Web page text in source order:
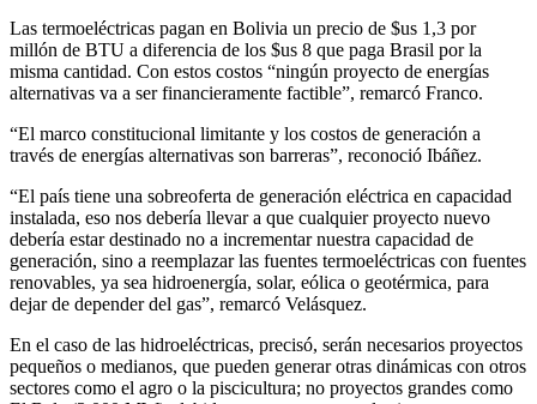
Las termoeléctricas pagan en Bolivia un precio de $us 1,3 por
millón de BTU a diferencia de los $us 8 que paga Brasil por la
misma cantidad. Con estos costos “ningún proyecto de energías
alternativas va a ser financieramente factible”, remarcó Franco.
“El marco constitucional limitante y los costos de generación a
través de energías alternativas son barreras”, reconoció Ibáñez.
“El país tiene una sobreoferta de generación eléctrica en capacidad
instalada, eso nos debería llevar a que cualquier proyecto nuevo
debería estar destinado no a incrementar nuestra capacidad de
generación, sino a reemplazar las fuentes termoeléctricas con fuentes
renovables, ya sea hidroenergía, solar, eólica o geotérmica, para
dejar de depender del gas”, remarcó Velásquez.
En el caso de las hidroeléctricas, precisó, serán necesarios proyectos
pequeños o medianos, que pueden generar otras dinámicas con otros
sectores como el agro o la piscicultura; no proyectos grandes como